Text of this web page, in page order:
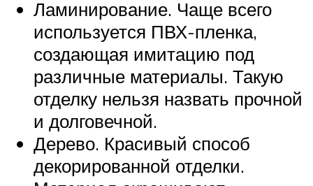
Ламинирование. Чаще всего
используется ПВХ-пленка,
создающая имитацию под
различные материалы. Такую
отделку нельзя назвать прочной
и долговечной.
Дерево. Красивый способ
декорированной отделки.